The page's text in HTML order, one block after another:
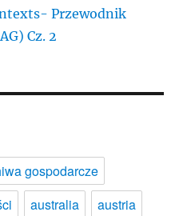
Przewodnik
Cz. 2
gospodarcze
australia
austria